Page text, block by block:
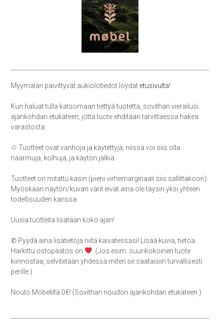
Myymälän päivittyvät aukiolotiedot löydät etusivulta!
Kun haluat tulla katsomaan tiettyä tuotetta, sovithan vierailusi
ajankohdan etukäteen, jotta tuote ehditään tarvittaessa hakea
varastosta.
♲ Tuotteet ovat vanhoja ja käytettyjä, niissä voi siis olla
naarmuja, kolhuja, ja käytön jälkiä.
Tuotteet on mitattu käsin (pieni virhemarginaali siis sallittakoon).
Myöskään näytön/kuvan värit eivät aina ole täysin yksi yhteen
todellisuuden kanssa.
Uusia tuotteita lisätään koko ajan!
✆ Pyydä aina lisätietoja niitä kaivatessasi! Lisää kuvia, tietoa…
Harkittu ostopäätös on
. (Jos esim. suurikokoinen tuote
kiinnostaa, selvitetään yhdessä miten se saataisiin turvallisesti
perille.)
Nouto Möbeliltä 0€! (Sovithan noudon ajankohdan etukäteen.)